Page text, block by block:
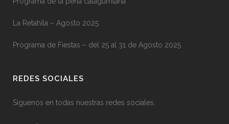
La Retahíla – Agosto 2025
Programa de Fiestas – del 25 al 31 de Agosto 2025
REDES SOCIALES
Síguenos en todas nuestras redes sociales.